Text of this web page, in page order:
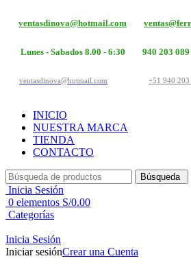
ventasdinova@hotmail.com
Lunes - Sabados 8.00 - 6:30 940 203 089
ventasdinova@hotmail.com +51 940 203
INICIO
NUESTRA MARCA
TIENDA
CONTACTO
Búsqueda
Inicia Sesión
0 elementos S/0.00
Categorías
Inicia Sesión
Iniciar sesiónCrear una Cuenta